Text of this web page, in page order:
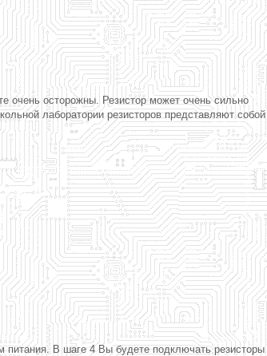
очень осторожны. Резистор может очень сильно
лаборатории резисторов представляют собой
питания. В шаге 4 Вы будете подключать резисторы